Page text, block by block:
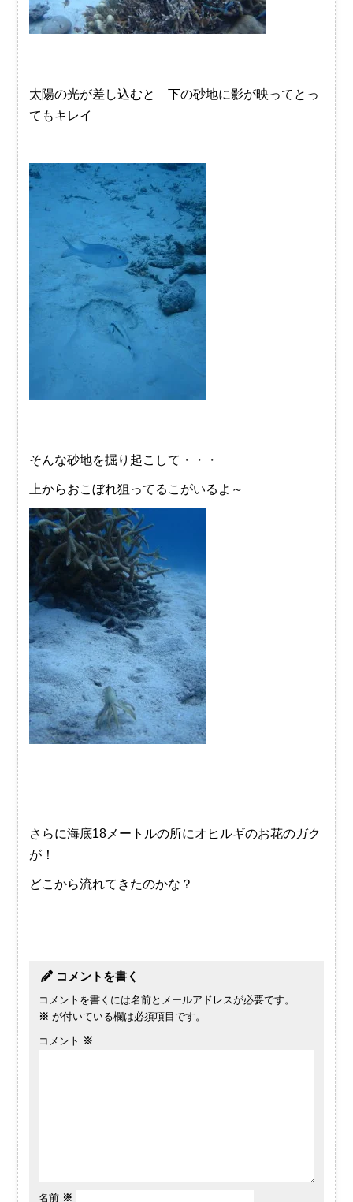
太陽の光が差し込むと 下の砂地に影が映ってとっ
てもキレイ
そんな砂地を掘り起こして・・・
上からおこぼれ狙ってるこがいるよ～
さらに海底18メートルの所にオヒルギのお花のガク
が！
どこから流れてきたのかな？
コメントを書く
コメントを書くには名前とメールアドレスが必要です。
※ が付いている欄は必須項目です。
コメント ※
名前 ※